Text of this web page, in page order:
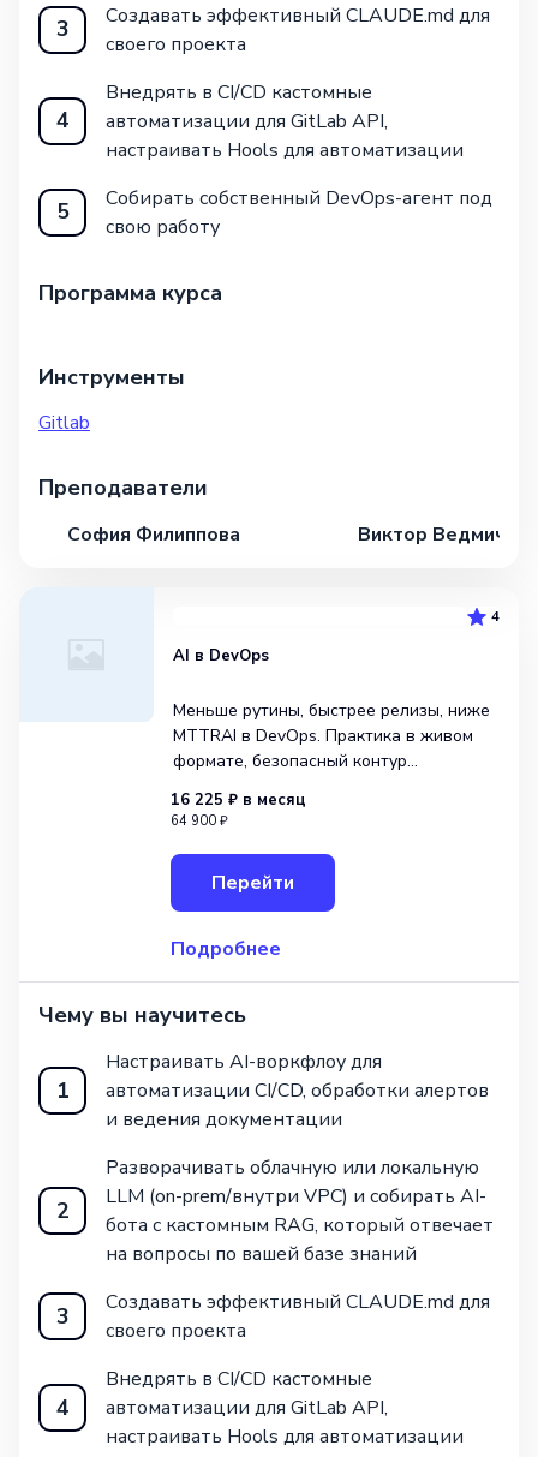
3
Создавать эффективный CLAUDE.md для
своего проекта
4
Внедрять в CI/CD кастомные
автоматизации для GitLab API,
настраивать Hools для автоматизации
5
Собирать собственный DevOps-агент под
свою работу
Программа курса
Инструменты
Gitlab
Преподаватели
София Филиппова Виктор Ведмич
4
AI в DevOps
Меньше рутины, быстрее релизы, ниже
MTTRAI в DevOps. Практика в живом
формате, безопасный контур
16 225 ₽ в месяц
64 900 ₽
Перейти
Подробнее
Чему вы научитесь
1
Настраивать AI-воркфлоу для
автоматизации CI/CD, обработки алертов
и ведения документации
2
Разворачивать облачную или локальную
LLM (on-prem/внутри VPC) и собирать AI-
бота с кастомным RAG, который отвечает
на вопросы по вашей базе знаний
3
Создавать эффективный CLAUDE.md для
своего проекта
4
Внедрять в CI/CD кастомные
автоматизации для GitLab API,
настраивать Hools для автоматизации